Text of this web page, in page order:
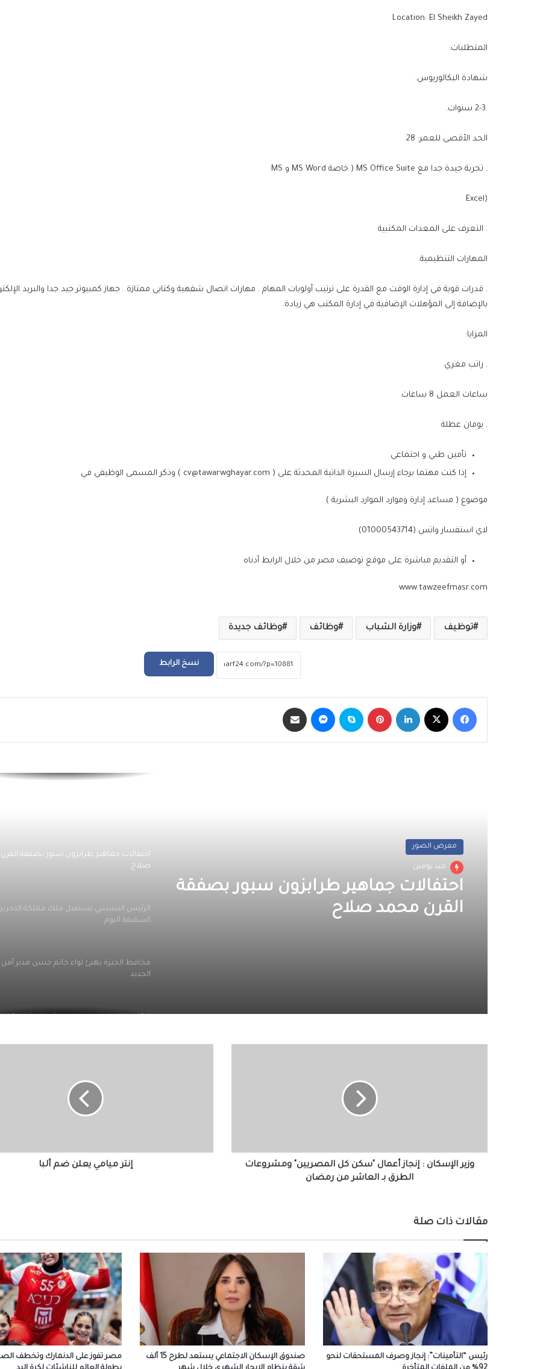
Location: El Sheikh Zayed
المتطلبات:
شهادة البكالوريوس.
.2-3 سنوات.
الحد الأقصى للعمر: 28
. تجربة جيدة جدا مع MS Office Suite ( خاصة MS Word و MS
(Excel
. التعرف على المعدات المكتبية
المهارات التنظيمية.
. قدرات قوية في إدارة الوقت مع القدرة على ترتيب أولويات المهام . مهارات اتصال شفهية وكتابي ممتازة . جهاز كمبيوتر جيد جدا والبريد
بالإضافة إلى المؤهلات الإضافية في إدارة المكتب هي زيادة.
المزايا:
. راتب مغري
ساعات العمل 8 ساعات
. يومان عطلة
تأمين طبي و اجتماعي
إذا كنت مهتما برجاء إرسال السيرة الذاتية المحدثة على ( cv@tawarwghayar.com ) وذكر المسمى الوظيفي في
موضوع ( مساعد إدارة وموارد الموارد البشرية )
لاي استفسار واتس (01000543714)
أو التقديم مباشرة على موقع توضيف مصر من خلال الرابط أدناه
www.tawzeefmasr.com
توظيف وزارة الشباب وظائف وظائف جديدة
نسخ الرابط
فيسبوك لينكدإن بينتيريست سكايب ماسنجر
معرض الصور
منذ يومين
احتفالات جماهير طرابزون سبور بصفقة
القرن محمد صلاح
الرئيس السيسي يجري اتصالاً هاتفياً مع رئيس
احتفالات جماهير طرابزون سبور بصفقة
صلاح
الرئيس السيسي يستقبل ملك مملكة
الشقيقة اليوم
محافظ الجيزة يهنئ لواء حاتم حسن مدير أمن
الجديد
تركيا للانضمام لنادي طرابزون
المسلماني يهدي سفير أندونيسيا أغاني أم
وكتاب ماسبيرو “إسلام بلا أحزاب”
افتتاح وحدة البرامج الوقائية للصندوق
البر
ومشروعات
الطرقوزير الإسكان : إنجاز أعمال "سكن كل المصريين" ومشروعات
الطرق بـ العاشر من رمضان
إنتر ميامي يعلن ضم ألبا
مقالات ذات صلة
رئيس “التأمينات”: إنجاز وصرف المستحقات لنحو
صندوق الإسكان الاجتماعي يستعد لطرح 15 ألف
مصر تفوز على الدنمارك وتخطف